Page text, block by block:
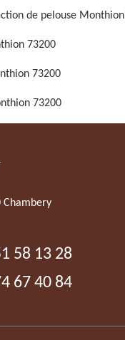
de pelouse
73200
73200
73200
Chambery
58 13 28
67 40 84